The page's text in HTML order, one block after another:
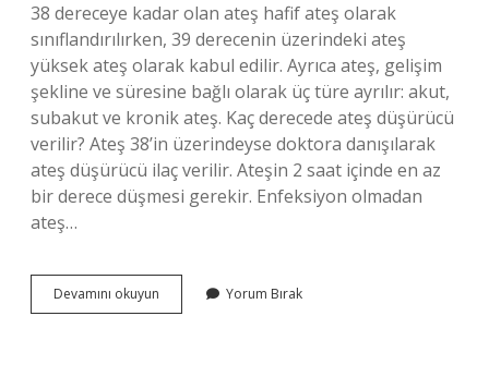
38 dereceye kadar olan ateş hafif ateş olarak
sınıflandırılırken, 39 derecenin üzerindeki ateş
yüksek ateş olarak kabul edilir. Ayrıca ateş, gelişim
şekline ve süresine bağlı olarak üç türe ayrılır: akut,
subakut ve kronik ateş. Kaç derecede ateş düşürücü
verilir? Ateş 38’in üzerindeyse doktora danışılarak
ateş düşürücü ilaç verilir. Ateşin 2 saat içinde en az
bir derece düşmesi gerekir. Enfeksiyon olmadan
ateş…
Devamını okuyun
Derece
Yorum Bırak